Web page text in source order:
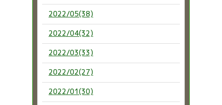
2022/05(38)
2022/04(32)
2022/03(33)
2022/02(27)
2022/01(30)